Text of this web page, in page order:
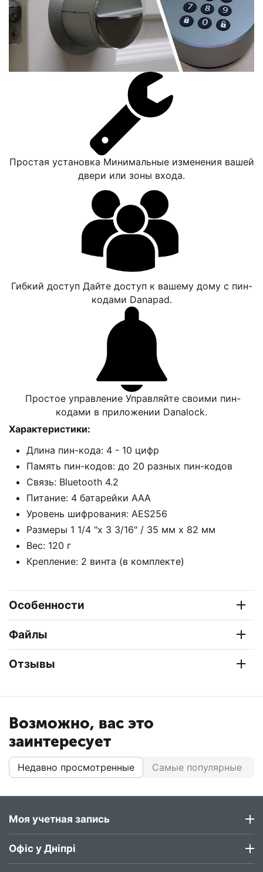
Простая установка Минимальные изменения вашей
двери или зоны входа.
Гибкий доступ Дайте доступ к вашему дому с пин-
кодами Danapad.
Простое управление Управляйте своими пин-
кодами в приложении Danalock.
Характеристики:
Длина пин-кода: 4 - 10 цифр
Память пин-кодов: до 20 разных пин-кодов
Связь: Bluetooth 4.2
Питание: 4 батарейки ААА
Уровень шифрования: AES256
Размеры 1 1/4 "x 3 3/16" / 35 мм x 82 мм
Вес: 120 г
Крепление: 2 винта (в комплекте)
Особенности
Файлы
Отзывы
Возможно, вас это
заинтересует
Недавно просмотренные Самые популярные
Моя учетная запись
Офіс у Дніпрі